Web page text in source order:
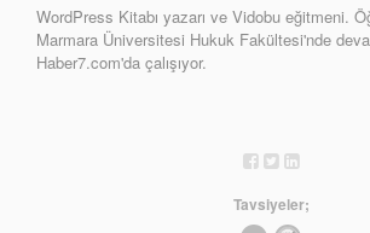
WordPress Kitabı yazarı ve Vidobu eğitmeni.
Marmara Üniversitesi Hukuk Fakültesi'nde
Haber7.com'da çalışıyor.
Tavsiyeler;